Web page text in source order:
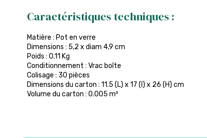
Caractéristiques techniques :
Matière : Pot en verre
Dimensions : 5,2 x diam 4,9 cm
Poids : 0.11 Kg
Conditionnement : Vrac boîte
Colisage : 30 pièces
Dimensions du carton : 11.5 (L) x 17 (l) x 26 (H) cm
Volume du carton : 0.005 m³